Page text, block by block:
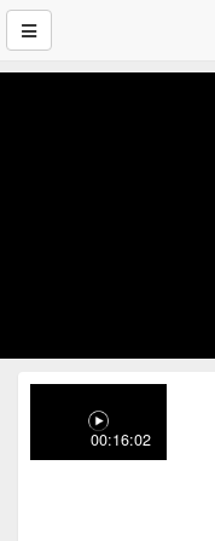
00:16:02